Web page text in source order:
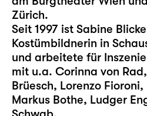
Zürich.
Seit 1997 ist Sabine
Kostümbildnerin in
und arbeitete für
mit u.a. Corinna von
Brüesch, Lorenzo
Markus Bothe, Ludger